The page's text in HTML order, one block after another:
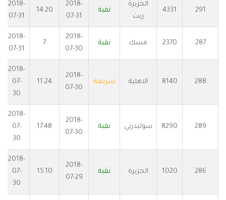
291
4331
الجزيرة
ريت
نقية
2018-
07-31
14.20
2018-
07-31
287
2370 مسك نقية
2018-
07-30
7
2018-
07-31
288
8140 الاهلية سريعه
2018-
07-30
11.24
2018-
07-
30
289
8290 سوليدرتي نقية
2018-
07-30
17.48
2018-
07-
30
286
1020 الجزيرة نقية
2018-
07-29
15.10
2018-
07-
30